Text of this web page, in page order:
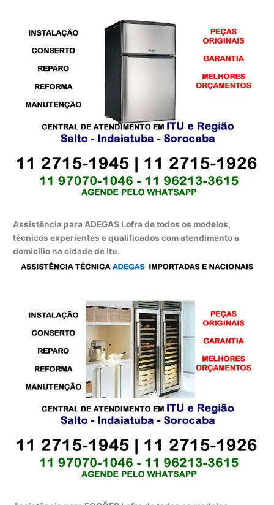
Assistência para ADEGAS Lofra de todos os modelos,
técnicos experientes e qualificados com atendimento a
domicílio na cidade de Itu.